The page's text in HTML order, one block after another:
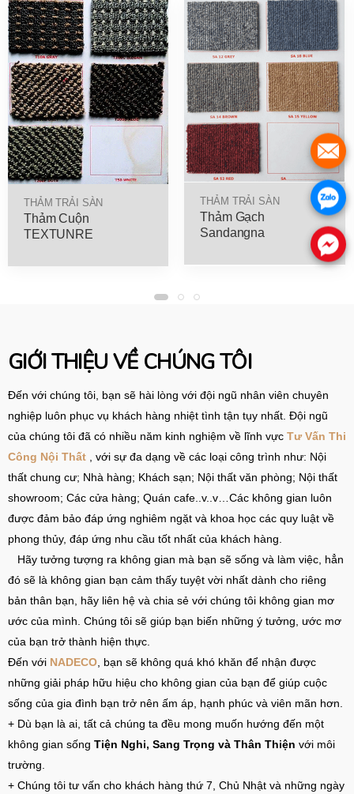
THẢM TRẢI SÀN
Thảm Cuộn
TEXTUNRE
THẢM TRẢI SÀN
Thảm Gạch
Sandangna
GIỚI THIỆU VỀ CHÚNG TÔI
Đến với chúng tôi, bạn sẽ hài lòng với đội ngũ nhân viên chuyên
nghiệp luôn phục vụ khách hàng nhiệt tình tận tụy nhất. Đội ngũ
của chúng tôi đã có nhiều năm kinh nghiệm về lĩnh vực Tư Vấn Thi
Công Nội Thất
, với sự đa dạng về các loại công trình như: Nội
thất chung cư; Nhà hàng; Khách sạn; Nội thất văn phòng; Nội thất
showroom; Các cửa hàng; Quán cafe..v..v…Các không gian luôn
được đảm bảo đáp ứng nghiêm ngặt và khoa học các quy luật về
phong thủy, đáp ứng nhu cầu tốt nhất của khách hàng.
Hãy tưởng tượng ra không gian mà bạn sẽ sống và làm việc, hẳn
đó sẽ là không gian bạn cảm thấy tuyệt vời nhất dành cho riêng
bản thân bạn, hãy liên hệ và chia sẻ với chúng tôi không gian mơ
ước của mình. Chúng tôi sẽ giúp bạn biến những ý tưởng, ước mơ
của bạn trở thành hiện thực.
Đến với NADECO , bạn sẽ không quá khó khăn để nhận được
những giải pháp hữu hiệu cho không gian của bạn để giúp cuộc
sống của gia đình bạn trở nên ấm áp, hạnh phúc và viên mãn hơn.
+ Dù bạn là ai, tất cả chúng ta đều mong muốn hướng đến một
không gian sống Tiện Nghi, Sang Trọng và Thân Thiện với môi
trường.
+ Chúng tôi tư vấn cho khách hàng thứ 7, Chủ Nhật và những ngày